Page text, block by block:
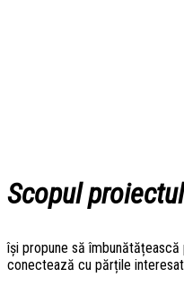
Scopul
își propune să
conectează cu părțile